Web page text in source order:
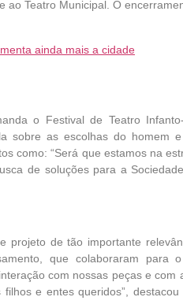
Teatro Municipal. O
ainda mais a cidade
o Festival de Teatro
sobre as escolhas do homem
como: “Será que estamos na
de soluções para a
projeto de tão importante
que colaboraram para o
com nossas peças e com
e entes queridos”,